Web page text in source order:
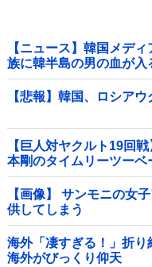
【ニュース】韓国メデ
族に韓半島の男の血が入
【悲報】韓国、ロシア
【巨人対ヤクルト19回
本剛のタイムリーツー
る！！！！！！！！他
【画像】 サンモニの女
供してしまう
海外「凄すぎる！」折
海外がびっくり仰天